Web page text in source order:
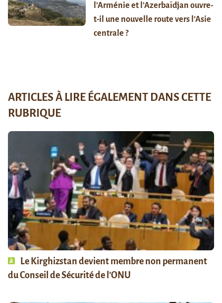
l’Arménie et l’Azerbaïdjan ouvre-
t-il une nouvelle route vers l’Asie
centrale ?
ARTICLES À LIRE ÉGALEMENT DANS CETTE
RUBRIQUE
Le Kirghizstan devient membre non permanent
du Conseil de Sécurité de l’ONU